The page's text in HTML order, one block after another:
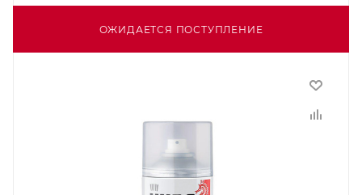
ОЖИДАЕТСЯ ПОСТУПЛЕНИЕ